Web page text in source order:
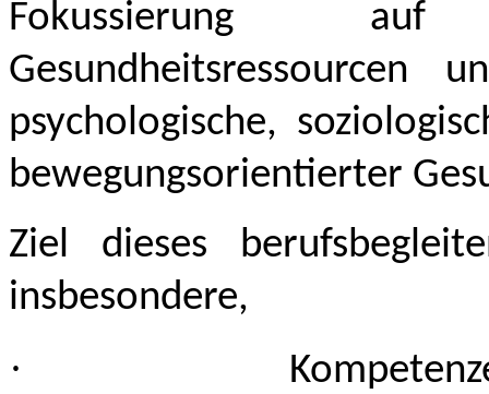
Fokussierung auf
Gesundheitsressourcen
psychologische,
bewegungsorientierter
Ziel dieses
insbesondere,
·